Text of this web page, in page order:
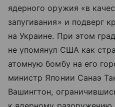
ядерного оружия «в
запугивания» и подверг
на Украине. При этом
не упомянул США как
атомную бомбу на его
министр Японии Санаэ
Вашингтон,